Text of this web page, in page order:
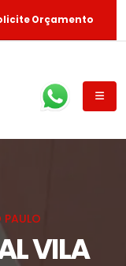
Orçamento
PAULO
VILA